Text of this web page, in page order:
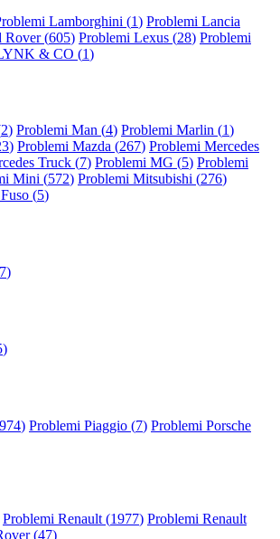
Lamborghini (1) Problemi Lancia
Rover (605) Problemi Lexus (28) Problemi
& CO (1)
2) Problemi Man (4) Problemi Marlin (1)
) Problemi Mazda (267) Problemi Mercedes
Truck (7) Problemi MG (5) Problemi
Mini (572) Problemi Mitsubishi (276)
(5)
)
)
) Problemi Piaggio (7) Problemi Porsche
Problemi Renault (1977) Problemi Renault
(47)